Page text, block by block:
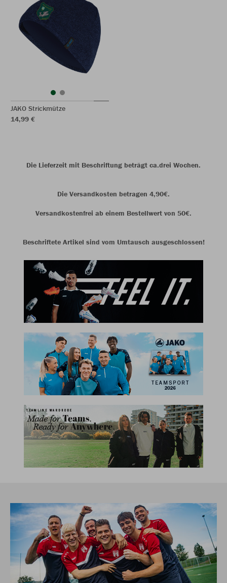
JAKO Strickmütze
14,99 €
Die Lieferzeit mit Beschriftung beträgt ca.drei Wochen.
Die Versandkosten betragen 4,90€.
Versandkostenfrei ab einem Bestellwert von 50€.
Beschriftete Artikel sind vom Umtausch ausgeschlossen!